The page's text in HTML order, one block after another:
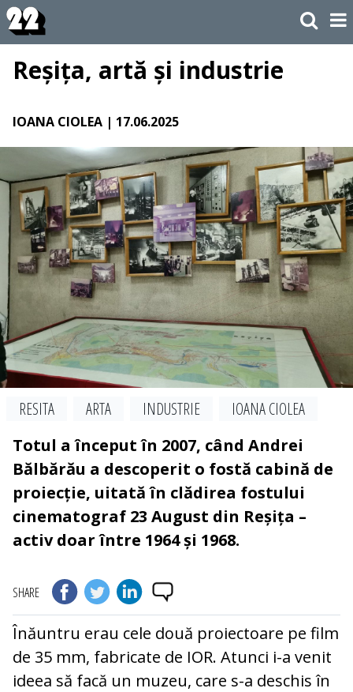
Reșița, artă și industrie
IOANA CIOLEA | 17.06.2025
RESITA ARTA INDUSTRIE
IOANA CIOLEA
Totul a început în 2007, când Andrei
Bălbărău a descoperit o fostă cabină de
proiecție, uitată în clădirea fostului
cinematograf 23 August din Reșița –
activ doar între 1964 și 1968.
SHARE
Înăuntru erau cele două proiectoare pe film
de 35 mm, fabricate de IOR. Atunci i-a venit
ideea să facă un muzeu, care s-a deschis în